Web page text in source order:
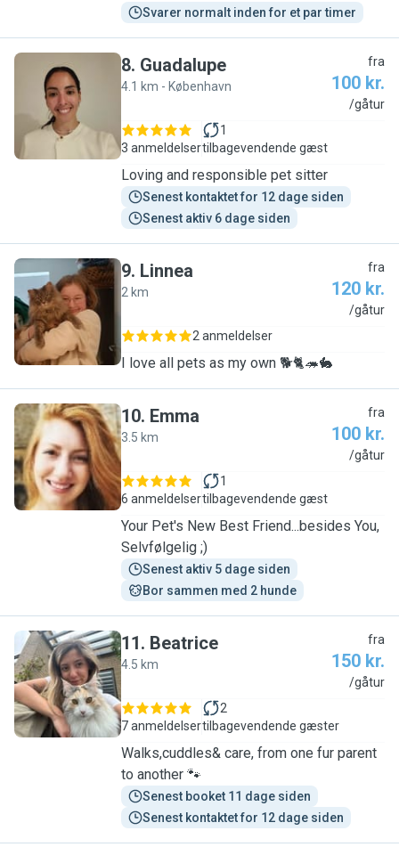
Svarer normalt inden for et par timer
G
8. Guadalupe
4.1 km - København
fra
100 kr.
/gåtur
3 anmeldelser
1
tilbagevendende gæst
Loving and responsible pet sitter
Senest kontaktet for 12 dage siden
Senest aktiv 6 dage siden
L
9. Linnea
2 km
fra
120 kr.
/gåtur
2 anmeldelser
I love all pets as my own 🐕🐈🦔🐇
E
10. Emma
3.5 km
fra
100 kr.
/gåtur
6 anmeldelser
1
tilbagevendende gæst
Your Pet's New Best Friend...besides You,
Selvfølgelig ;)
Senest aktiv 5 dage siden
Bor sammen med 2 hunde
B
11. Beatrice
4.5 km
fra
150 kr.
/gåtur
7 anmeldelser
2
tilbagevendende gæster
Walks,cuddles& care, from one fur parent
to another 🐾
Senest booket 11 dage siden
Senest kontaktet for 12 dage siden